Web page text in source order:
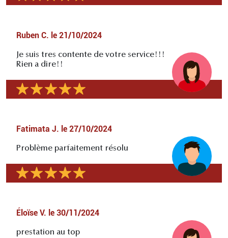
Ruben C. le 21/10/2024
Je suis tres contente de votre service!!!
Rien a dire!!
Fatimata J. le 27/10/2024
Problème parfaitement résolu
Éloïse V. le 30/11/2024
prestation au top